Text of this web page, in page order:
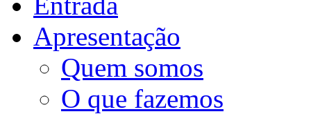
Apresentação
Quem somos
O que fazemos